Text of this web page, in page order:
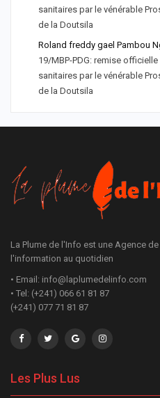
sanitaires par le vénérable
de la Doutsila
Roland freddy gael Pambou
19/MBP-PDG: remise
sanitaires par le vénérable
de la Doutsila
La Plume de l'Info est une Agence
l'information au quotidien
• Email: info@laplumedelinfo.com
• Tel: (+241) 066 61 81 87
(+241) 077 71 81 87
Les Plus Lus